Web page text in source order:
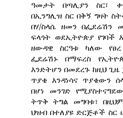
ዓመታት በጣሊያን ስር፣
በኢንግሊዝ ስር በቅኝ ግዛት
በሃ/ስላሴ ዘመን በፌደሬሽን
ፍላጎት ወደኢትዮጵያ የገባች
ዘውዳዊ ስርዓቱ ካለው
ፌደሬሽኑ በማፍረስ
እንድትሆን በመደረጉ ከዚህ
ጥያቄ እንዳነሳና ጥያቄውን
በሆነ መንገድ
ትጥቅ ትግል መግባቱ፣
ህዝብ በተለያዩ ድርጅቶች ስር